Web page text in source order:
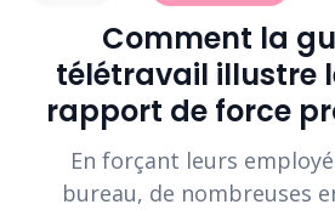
Comment la
télétravail illustre
rapport de force
En forçant leurs
bureau, de nombreuses